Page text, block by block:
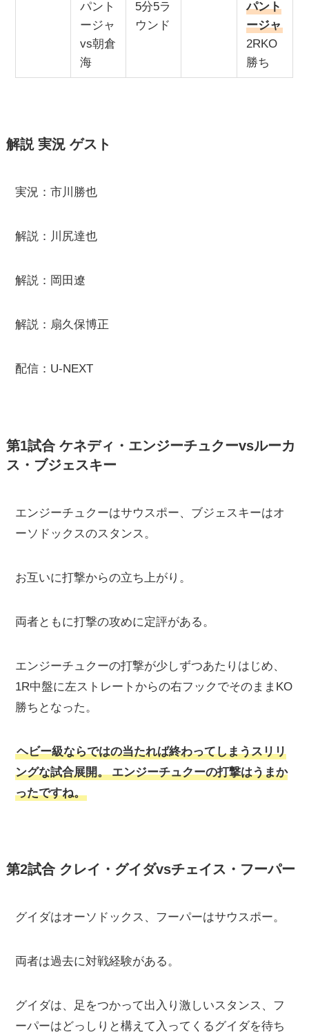
パント
ージャ
vs朝倉
海
5分5ラ
ウンド
パント
ージャ
2RKO
勝ち
解説 実況 ゲスト
実況：市川勝也
解説：川尻達也
解説：岡田遼
解説：扇久保博正
配信：U-NEXT
第1試合 ケネディ・エンジーチュクーvsルーカ
ス・ブジェスキー
エンジーチュクーはサウスポー、ブジェスキーはオ
ーソドックスのスタンス。
お互いに打撃からの立ち上がり。
両者ともに打撃の攻めに定評がある。
エンジーチュクーの打撃が少しずつあたりはじめ、
1R中盤に左ストレートからの右フックでそのままKO
勝ちとなった。
ヘビー級ならではの当たれば終わってしまうスリリ
ングな試合展開。 エンジーチュクーの打撃はうまか
ったですね。
第2試合 クレイ・グイダvsチェイス・フーパー
グイダはオーソドックス、フーパーはサウスポー。
両者は過去に対戦経験がある。
グイダは、足をつかって出入り激しいスタンス、フ
ーパーはどっしりと構えて入ってくるグイダを待ち